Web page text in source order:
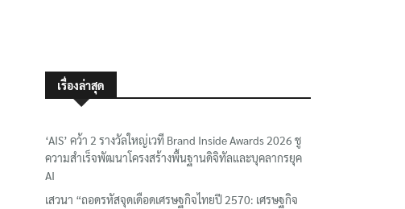
เรื่องล่าสุด
‘AIS’ คว้า 2 รางวัลใหญ่เวที Brand Inside Awards 2026 ชู
ความสำเร็จพัฒนาโครงสร้างพื้นฐานดิจิทัลและบุคลากรยุค
AI
เสวนา “ถอดรหัสจุดเดือดเศรษฐกิจไทยปี 2570: เศรษฐกิจ